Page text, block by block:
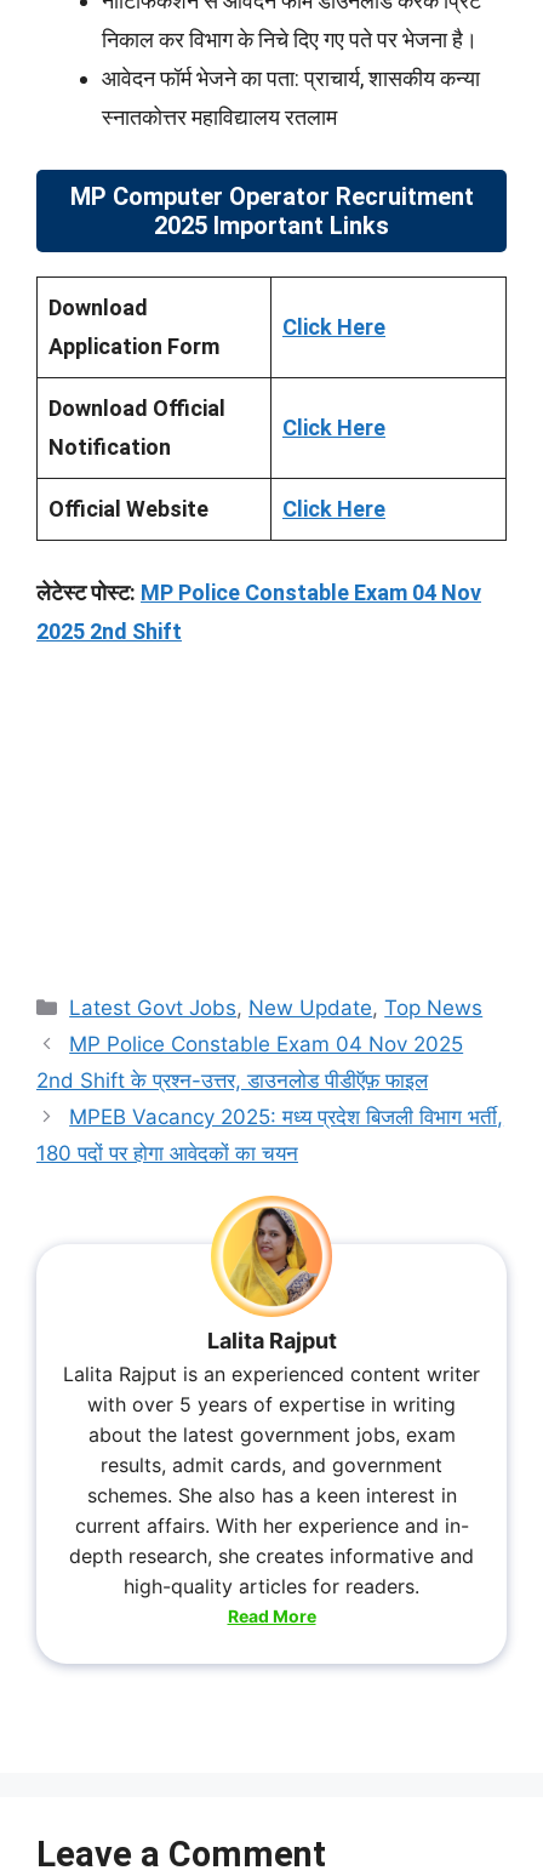
निकाल कर विभाग के निचे दिए गए पते पर भेजना है।
आवेदन फॉर्म भेजने का पता: प्राचार्य, शासकीय कन्या
स्नातकोत्तर महाविद्यालय रतलाम
MP Computer Operator Recruitment
2025 Important Links
Download
Application Form
Click Here
Download Official
Notification
Click Here
Official Website Click Here
लेटेस्ट पोस्ट: MP Police Constable Exam 04 Nov
2025 2nd Shift
Categories
Latest Govt Jobs, New Update,Top News
MP Police Constable Exam 04 Nov 2025
2nd Shift के प्रश्न-उत्तर, डाउनलोड पीडीऍफ़ फाइल
MPEB Vacancy 2025: मध्य प्रदेश बिजली विभाग भर्ती,
180 पदों पर होगा आवेदकों का चयन
Lalita Rajput
Lalita Rajput is an experienced content writer
with over 5 years of expertise in writing
about the latest government jobs, exam
results, admit cards, and government
schemes. She also has a keen interest in
current affairs. With her experience and in-
depth research, she creates informative and
high-quality articles for readers.
Read More
Leave a Comment